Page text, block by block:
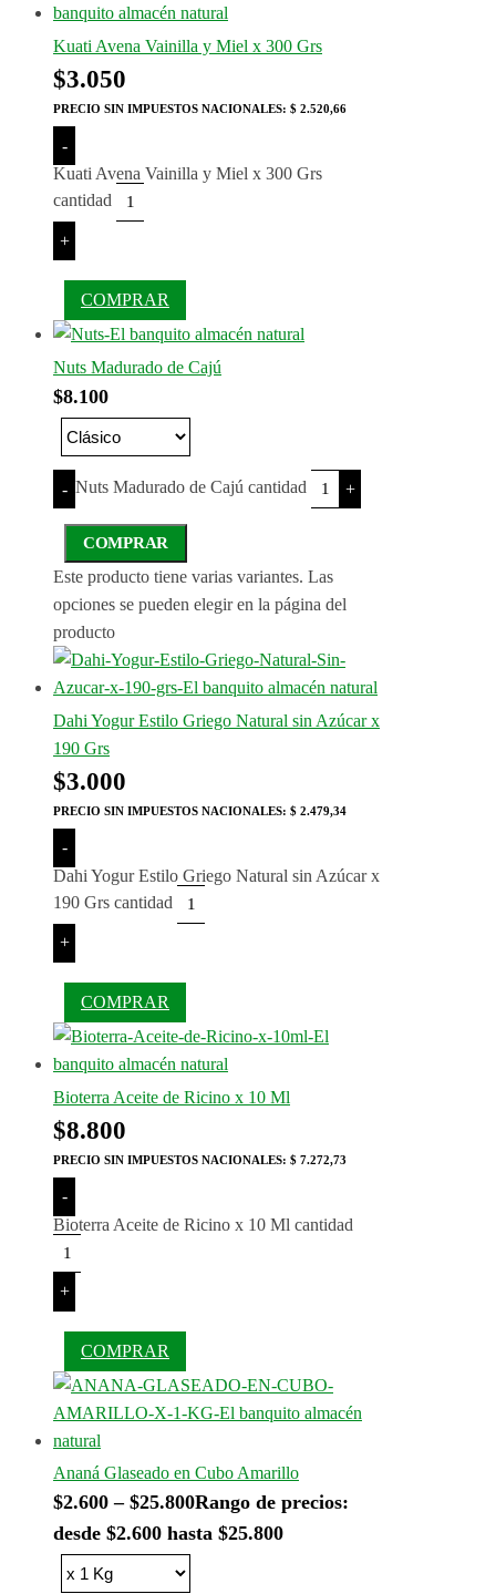
Kuati Avena Vainilla y Miel x 300 Grs
$3.050
PRECIO SIN IMPUESTOS NACIONALES: $ 2.520,66
-
Kuati Avena Vainilla y Miel x 300 Grs
cantidad
+
COMPRAR
Nuts Madurado de Cajú
$8.100
- Nuts Madurado de Cajú cantidad +
COMPRAR
Este producto tiene varias variantes. Las
opciones se pueden elegir en la página del
producto
Dahi Yogur Estilo Griego Natural sin Azúcar x
190 Grs
$3.000
PRECIO SIN IMPUESTOS NACIONALES: $ 2.479,34
-
Dahi Yogur Estilo Griego Natural sin Azúcar x
190 Grs cantidad
+
COMPRAR
Bioterra Aceite de Ricino x 10 Ml
$8.800
PRECIO SIN IMPUESTOS NACIONALES: $ 7.272,73
-
Bioterra Aceite de Ricino x 10 Ml cantidad
+
COMPRAR
Ananá Glaseado en Cubo Amarillo
$2.600 – $25.800Rango de precios:
desde $2.600 hasta $25.800